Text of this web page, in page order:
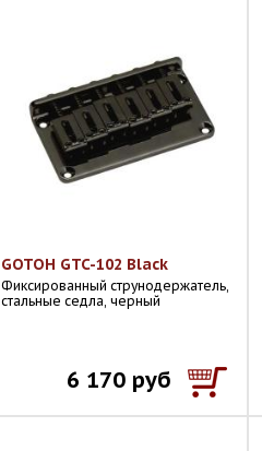
GOTOH GTC-102 Black
Фиксированный струнодержатель,
стальные седла, черный
6 170 руб